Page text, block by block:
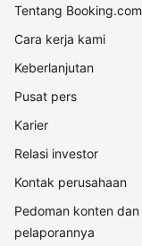
Tentang Booking.com
Cara kerja kami
Keberlanjutan
Pusat pers
Karier
Relasi investor
Kontak perusahaan
Pedoman konten dan
pelaporannya